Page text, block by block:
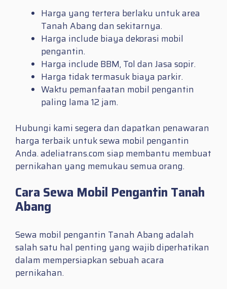
Harga yang tertera berlaku untuk area
Tanah Abang dan sekitarnya.
Harga include biaya dekorasi mobil
pengantin.
Harga include BBM, Tol dan Jasa sopir.
Harga tidak termasuk biaya parkir.
Waktu pemanfaatan mobil pengantin
paling lama 12 jam.
Hubungi kami segera dan dapatkan penawaran
harga terbaik untuk sewa mobil pengantin
Anda. adeliatrans.com siap membantu membuat
pernikahan yang memukau semua orang.
Cara Sewa Mobil Pengantin Tanah
Abang
Sewa mobil pengantin Tanah Abang adalah
salah satu hal penting yang wajib diperhatikan
dalam mempersiapkan sebuah acara
pernikahan.